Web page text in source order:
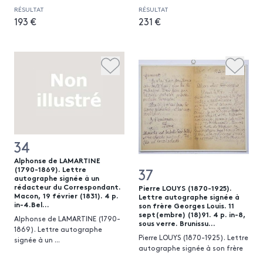
RÉSULTAT
193 €
RÉSULTAT
231 €
34
Alphonse de LAMARTINE
(1790-1869). Lettre
autographe signée à un
rédacteur du Correspondant.
Macon, 19 février (1831). 4 p.
in-4.Bel...
Alphonse de LAMARTINE (1790-
1869). Lettre autographe
signée à un ...
37
Pierre LOUYS (1870-1925).
Lettre autographe signée à
son frère Georges Louis. 11
sept(embre) (18)91. 4 p. in-8,
sous verre. Brunissu...
Pierre LOUYS (1870-1925). Lettre
autographe signée à son frère